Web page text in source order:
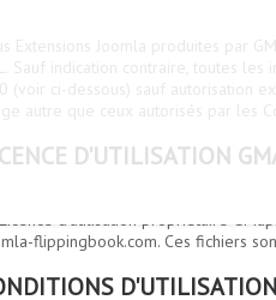
Extensions Joomla produites par
D'UTILISATION
d'utilisation propriétaire
flippingbook.com. Ces fichiers
D'UTILISATION